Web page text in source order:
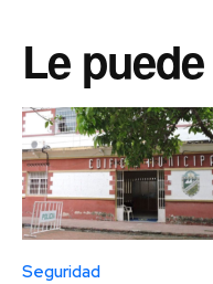
Le
Seguridad